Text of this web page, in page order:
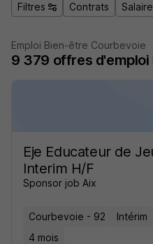
Filtres Contrats Salaire
Emploi Bien-être Courbevoie
9 379 offres d'emploi
Eje Educateur de
Interim H/F
Sponsor job Aix
Courbevoie - 92 Intérim
4 mois